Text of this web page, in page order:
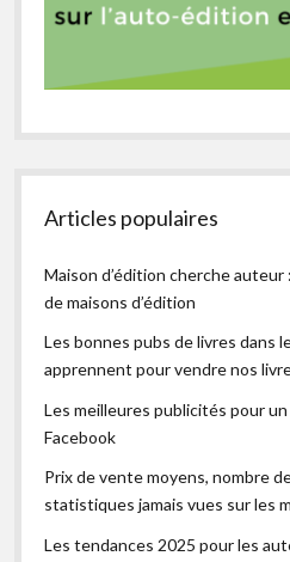
Articles populaires
Maison d’édition cherche
de maisons d’édition
Les bonnes pubs de livres dans
apprennent pour vendre nos
Les meilleures publicités pour
Facebook
Prix de vente moyens, nombre
statistiques jamais vues sur les
Les tendances 2025 pour les